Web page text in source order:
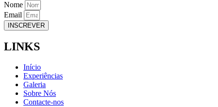
Nome
Email
INSCREVER
LINKS
Início
Experiências
Galeria
Sobre Nós
Contacte-nos